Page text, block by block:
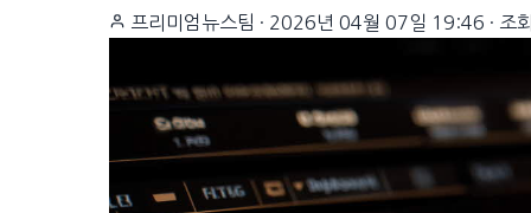
프리미엄뉴스팀 · 2026년 04월 07일 19:46 · 조